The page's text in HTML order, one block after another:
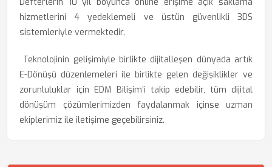
hizmetlerini 4 yedeklemeli ve üstün güvenlikli 3DS
sistemleriyle vermektedir.
Teknolojinin gelişimiyle birlikte dijitalleşen dünyada artık
E-Dönüşü düzenlemeleri ile birlikte gelen değişiklikler ve
zorunluluklar için EDM Bilişim’i takip edebilir, tüm dijital
dönüşüm çözümlerimizden faydalanmak içinse uzman
ekiplerimiz ile iletişime geçebilirsiniz.